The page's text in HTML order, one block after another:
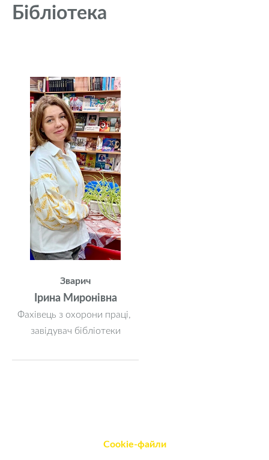
Бібліотека
Зварич
Ірина Миронівна
Фахівець з охорони праці,
завідувач бібліотеки
Cookie-файли